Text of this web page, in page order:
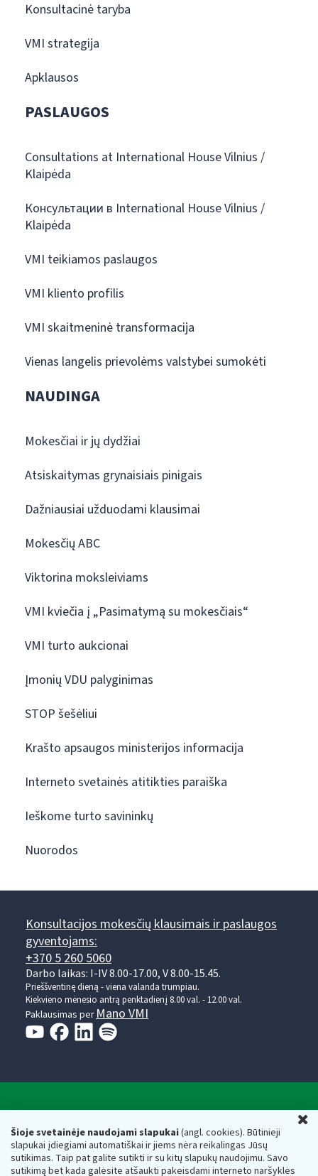
Šioje svetainėje naudojami slapukai(angl. cookies). Būtinieji
slapukai įdiegiami automatiškai ir jiems nėra reikalingas Jūsų
sutikimas. Taip pat galite sutikti ir su kitų slapukų naudojimu. Savo
sutikimą bet kada galėsite atšaukti pakeisdami interneto naršyklės
Konsultacinė taryba
VMI strategija
Apklausos
PASLAUGOS
Consultations at International House Vilnius /
Klaipėda
Консультации в International House Vilnius /
Klaipėda
VMI teikiamos paslaugos
VMI kliento profilis
VMI skaitmeninė transformacija
Vienas langelis prievolėms valstybei sumokėti
NAUDINGA
Mokesčiai ir jų dydžiai
Atsiskaitymas grynaisiais pinigais
Dažniausiai užduodami klausimai
Mokesčių ABC
Viktorina moksleiviams
VMI kviečia į „Pasimatymą su mokesčiais“
VMI turto aukcionai
Įmonių VDU palyginimas
STOP šešėliui
Krašto apsaugos ministerijos informacija
Interneto svetainės atitikties paraiška
Ieškome turto savininkų
Nuorodos
Konsultacijos mokesčių klausimais ir paslaugos
gyventojams:
+370 5 260 5060
Darbo laikas: I-IV 8.00-17.00, V 8.00-15.45.
Prieššventinę dieną - viena valanda trumpiau.
Kiekvieno mėnesio antrą penktadienį 8.00 val. - 12.00 val.
Paklausimas perMano VMI
Valstybinė mokesčių inspekcija prie Lietuvos
Respublikos finansų ministerijos
Biudžetinė įstaiga. Juridinio asmens kodas — 188659752,
adresas: Vasario 16-osios g. 14, 01107 Vilnius, Lietuva, el.paštas: